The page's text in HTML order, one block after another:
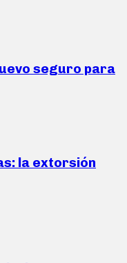
seguro para
la extorsión